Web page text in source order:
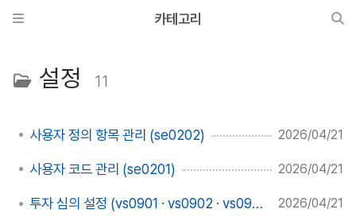
카테고리
설정 11
사용자 정의 항목 관리 (se0202) 2026/04/21
사용자 코드 관리 (se0201) 2026/04/21
투자 심의 설정 (vs0901 · vs0902 · vs0903) 2026/04/21